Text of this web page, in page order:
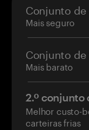
Conjunto
Mais seguro
Conjunto
Mais barato
2.º conjunto
Melhor custo-
carteiras frias